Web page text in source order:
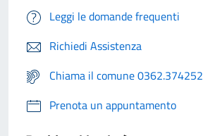
Leggi le domande frequenti
Richiedi Assistenza
Chiama il comune 0362.374252
Prenota un appuntamento